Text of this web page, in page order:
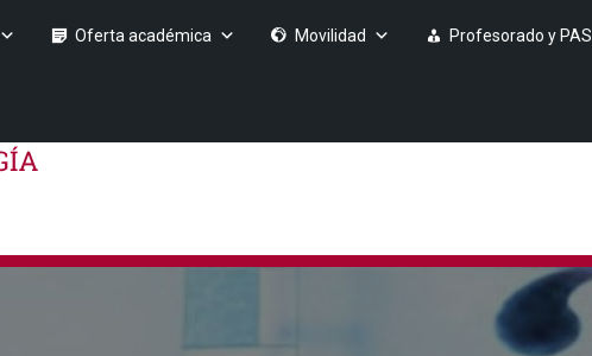
Oferta académica Movilidad Profesorado y PAS